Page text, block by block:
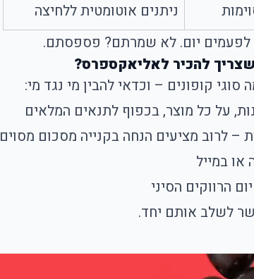
ניתנים אוטומטית ללחיצה
לפעמים יום. לא שמרתם? פספסתם.
שצריך להכיר לאליאקספרס?
קופונים – וכדאי להבין מי נגד מי:
על כל מוצר, בכפוף לתנאים המלאים
– לרוב מציעים הנחה בקנייה מסכום מסוים
במייל
הרווקים הסיני
לשלב אותם יחד.